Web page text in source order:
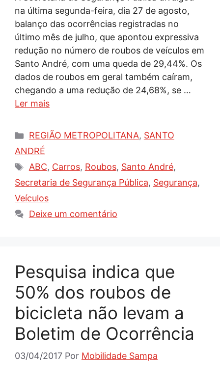
na última segunda-feira, dia 27 de agosto,
balanço das ocorrências registradas no
último mês de julho, que apontou expressiva
redução no número de roubos de veículos em
Santo André, com uma queda de 29,44%. Os
dados de roubos em geral também caíram,
chegando a uma redução de 24,68%, se …
Ler mais
Categorias
REGIÃO METROPOLITANA, SANTO
ANDRÉ
Tags
ABC, Carros, Roubos, Santo André,
Secretaria de Segurança Pública, Segurança,
Veículos
Deixe um comentário
Pesquisa indica que
50% dos roubos de
bicicleta não levam a
Boletim de Ocorrência
03/04/2017 Por Mobilidade Sampa